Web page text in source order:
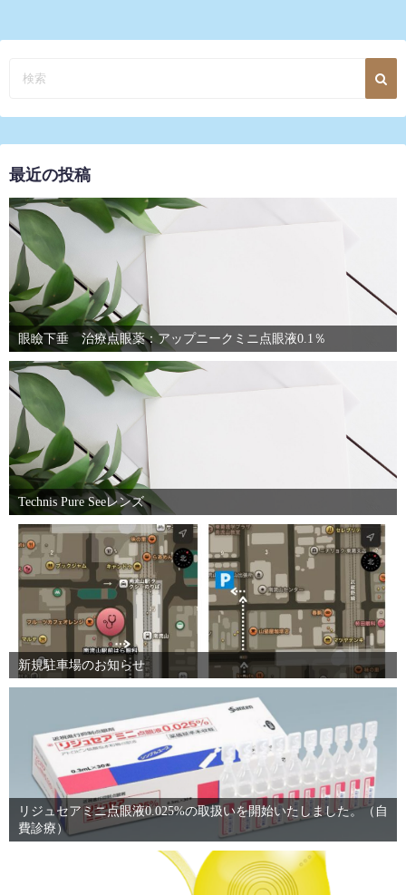
最近の投稿
眼瞼下垂 治療点眼薬：アップニークミニ点眼液0.1％
Technis Pure Seeレンズ
新規駐車場のお知らせ
リジュセアミニ点眼液0.025%の取扱いを開始いたしました。（自
費診療）